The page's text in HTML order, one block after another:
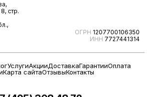
стр.
ОГРН 1207700106350
ИНН 7727441314
УслугиАкцииДоставкаГарантииОплата
Карта сайтаОтзывыКонтакты